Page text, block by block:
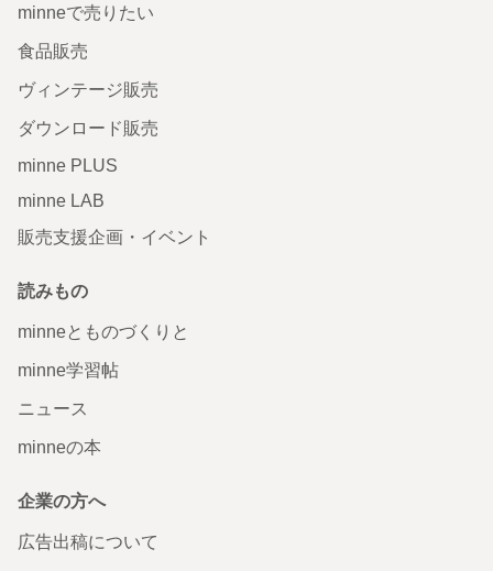
minneで売りたい
食品販売
ヴィンテージ販売
ダウンロード販売
minne PLUS
minne LAB
販売支援企画・イベント
読みもの
minneとものづくりと
minne学習帖
ニュース
minneの本
企業の方へ
広告出稿について